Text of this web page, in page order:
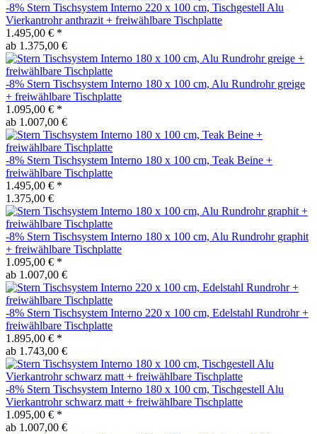
-8% Stern Tischsystem Interno 220 x 100 cm, Tischgestell Alu
Vierkantrohr anthrazit + freiwählbare Tischplatte
1.495,00 € *
ab 1.375,00 €
-8% Stern Tischsystem Interno 180 x 100 cm, Alu Rundrohr greige
+ freiwählbare Tischplatte
1.095,00 € *
ab 1.007,00 €
-8% Stern Tischsystem Interno 180 x 100 cm, Teak Beine +
freiwählbare Tischplatte
1.495,00 € *
1.375,00 €
-8% Stern Tischsystem Interno 180 x 100 cm, Alu Rundrohr graphit
+ freiwählbare Tischplatte
1.095,00 € *
ab 1.007,00 €
-8% Stern Tischsystem Interno 220 x 100 cm, Edelstahl Rundrohr +
freiwählbare Tischplatte
1.895,00 € *
ab 1.743,00 €
-8% Stern Tischsystem Interno 180 x 100 cm, Tischgestell Alu
Vierkantrohr schwarz matt + freiwählbare Tischplatte
1.095,00 € *
ab 1.007,00 €